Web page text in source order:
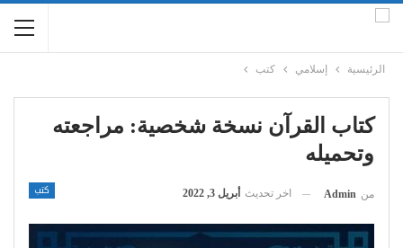
الرئيسية إسلامي كتب
كتاب القرآن نسخة شخصية: مراجعته
و‎تحميله
كتب من Admin اخر تحديث أبريل 3, 2022